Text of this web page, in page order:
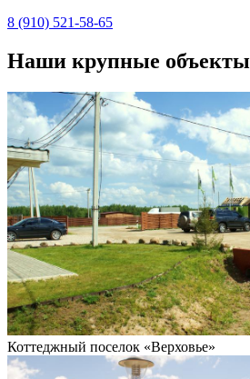
8 (910) 521-58-65
Наши крупные объекты
Коттеджный поселок «Верховье»